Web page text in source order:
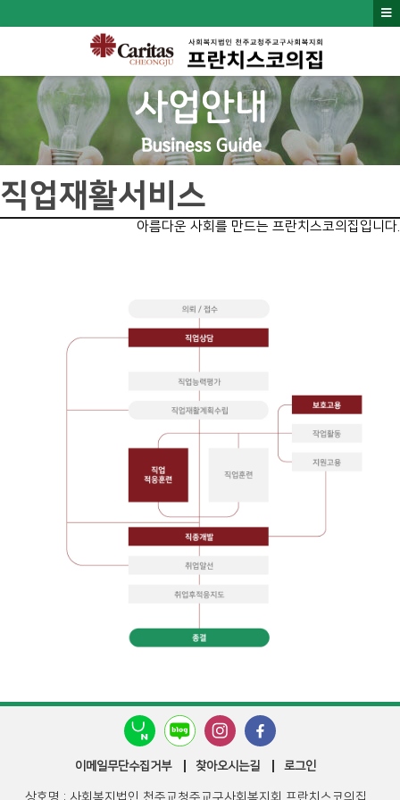
직업재활서비스
아름다운 사회를 만드는 프란치스코의집입니다.
이메일무단수집거부 찾아오시는길 로그인